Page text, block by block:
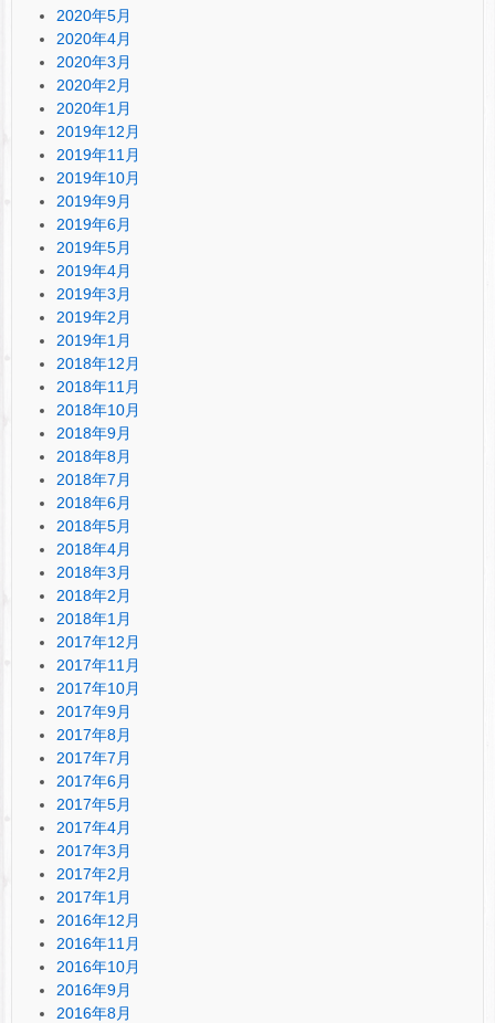
2020年5月
2020年4月
2020年3月
2020年2月
2020年1月
2019年12月
2019年11月
2019年10月
2019年9月
2019年6月
2019年5月
2019年4月
2019年3月
2019年2月
2019年1月
2018年12月
2018年11月
2018年10月
2018年9月
2018年8月
2018年7月
2018年6月
2018年5月
2018年4月
2018年3月
2018年2月
2018年1月
2017年12月
2017年11月
2017年10月
2017年9月
2017年8月
2017年7月
2017年6月
2017年5月
2017年4月
2017年3月
2017年2月
2017年1月
2016年12月
2016年11月
2016年10月
2016年9月
2016年8月